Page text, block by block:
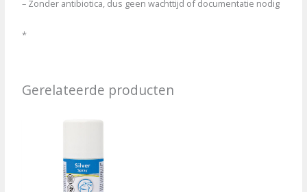
– Zonder antibiotica, dus geen wachttijd of documentatie nodig
*
Gerelateerde producten